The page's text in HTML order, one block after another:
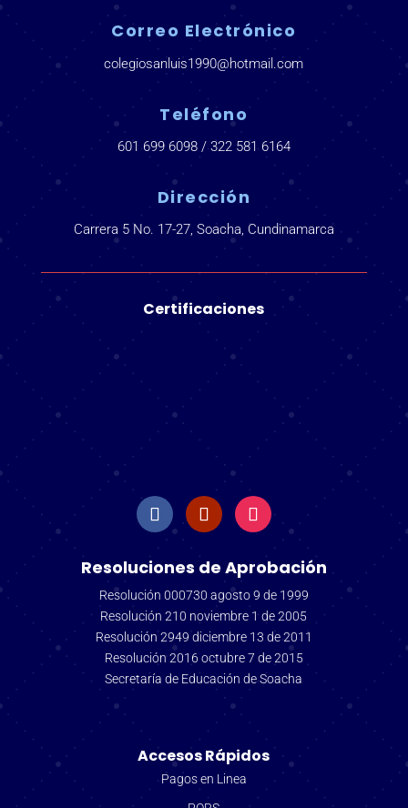
Correo Electrónico
colegiosanluis1990@hotmail.com
Teléfono
601 699 6098 / 322 581 6164
Dirección
Carrera 5 No. 17-27, Soacha, Cundinamarca
Certificaciones
Resoluciones de Aprobación
Resolución 000730 agosto 9 de 1999
Resolución 210 noviembre 1 de 2005
Resolución 2949 diciembre 13 de 2011
Resolución 2016 octubre 7 de 2015
Secretaría de Educación de Soacha
Accesos Rápidos
Pagos en Linea